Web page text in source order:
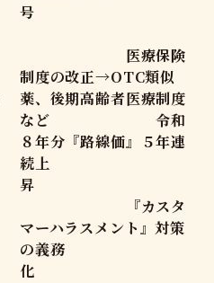
号
医療保険
制度の改正→OTC類似
薬、後期高齢者医療制度
など 令和
８年分『路線価』５年連
続上
昇
『カスタ
マーハラスメント』対策
の義務
化